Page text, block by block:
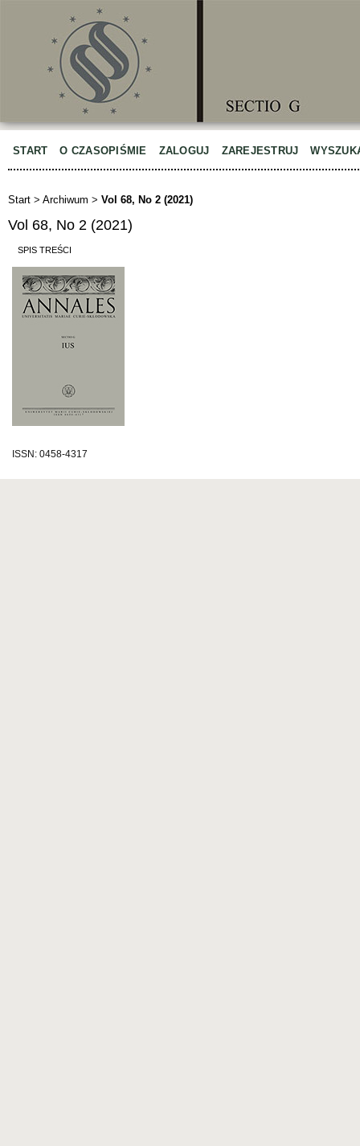
START O CZASOPIŚMIE ZALOGUJ ZAREJESTRUJ
Start > Archiwum > Vol 68, No 2 (2021)
Vol 68, No 2 (2021)
SPIS TREŚCI
ISSN: 0458-4317